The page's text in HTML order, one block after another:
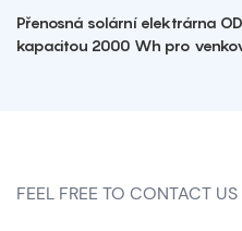
Přenosná solární elektrárna
kapacitou 2000 Wh pro
FEEL FREE TO CONTACT US